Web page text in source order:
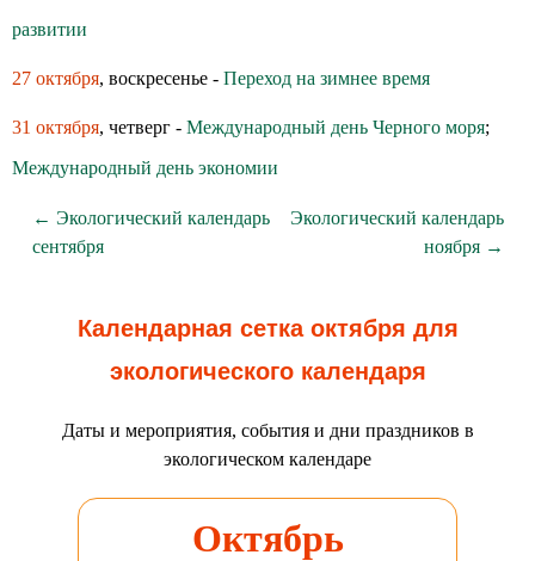
развитии
27 октября, воскресенье - Переход на зимнее время
31 октября, четверг - Международный день Черного моря;
Международный день экономии
← Экологический календарь
сентября
Экологический календарь
ноября →
Календарная сетка октября для
экологического календаря
Даты и мероприятия, события и дни праздников в
экологическом календаре
Октябрь